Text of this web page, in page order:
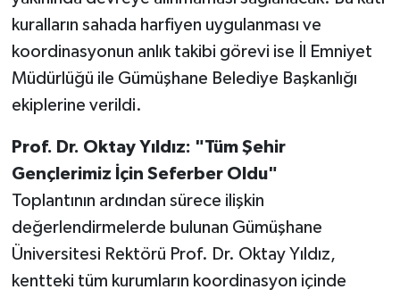
kuralların sahada harfiyen uygulanması ve
koordinasyonun anlık takibi görevi ise İl Emniyet
Müdürlüğü ile Gümüşhane Belediye Başkanlığı
ekiplerine verildi.
Prof. Dr. Oktay Yıldız: "Tüm Şehir
Gençlerimiz İçin Seferber Oldu"
Toplantının ardından sürece ilişkin
değerlendirmelerde bulunan Gümüşhane
Üniversitesi Rektörü Prof. Dr. Oktay Yıldız,
kentteki tüm kurumların koordinasyon içinde